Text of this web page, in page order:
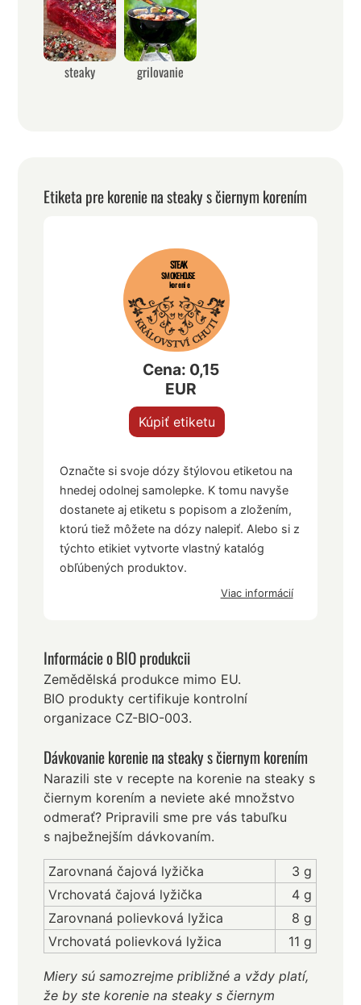
steaky grilovanie
Etiketa pre korenie na steaky s čiernym korením
STEAK
SMOKEHOUSE
korenie
Cena: 0,15
EUR
Kúpiť etiketu
Označte si svoje dózy štýlovou etiketou na
hnedej odolnej samolepke. K tomu navyše
dostanete aj etiketu s popisom a zložením,
ktorú tiež môžete na dózy nalepiť. Alebo si z
týchto etikiet vytvorte vlastný katalóg
obľúbených produktov.
Viac informácií
Informácie o BIO produkcii
Zemědělská produkce mimo EU.
BIO produkty certifikuje kontrolní
organizace CZ-BIO-003.
Dávkovanie korenie na steaky s čiernym korením
Narazili ste v recepte na korenie na steaky s
čiernym korením a neviete aké množstvo
odmerať? Pripravili sme pre vás tabuľku
s najbežnejším dávkovaním.
Zarovnaná čajová lyžička
3 g
Vrchovatá čajová lyžička
4 g
Zarovnaná polievková lyžica
8 g
Vrchovatá polievková lyžica
11 g
Miery sú samozrejme približné a vždy platí,
že by ste korenie na steaky s čiernym